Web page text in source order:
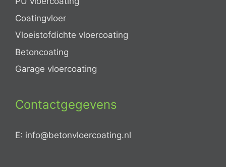
Coatingvloer
Vloeistofdichte vloercoating
Betoncoating
Garage vloercoating
Contactgegevens
E: info@betonvloercoating.nl